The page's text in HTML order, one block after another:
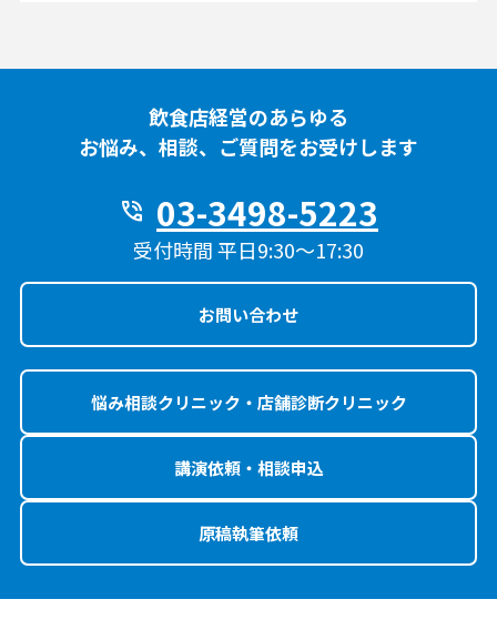
飲食店経営のあらゆる
お悩み、相談、ご質問をお受けします
phone_in_talk 03-3498-5223
受付時間 平日9:30〜17:30
お問い合わせ
悩み相談クリニック・店舗診断クリニック
講演依頼・相談申込
原稿執筆依頼